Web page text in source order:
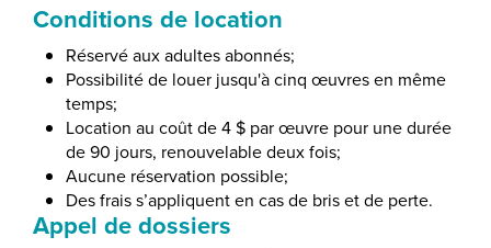
Conditions de location
Réservé aux adultes abonnés;
Possibilité de louer jusqu'à cinq œuvres en même
temps;
Location au coût de 4 $ par œuvre pour une durée
de 90 jours, renouvelable deux fois;
Aucune réservation possible;
Des frais s’appliquent en cas de bris et de perte.
Appel de dossiers